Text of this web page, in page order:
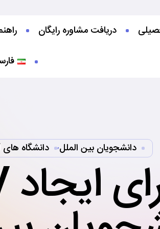
دریافت مشاوره رایگان
دانشجویان بین الملل, دانشگاه های